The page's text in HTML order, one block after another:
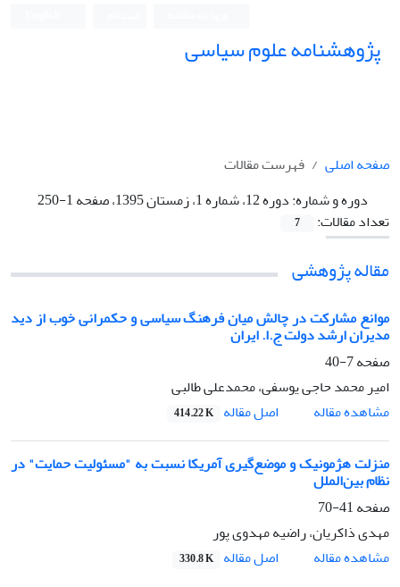
پژوهشنامه علوم سیاسی
صفحه اصلی
فهرست مقالات
دوره و شماره:دوره 12، شماره 1، زمستان 1395، صفحه 1-250
تعداد مقالات:
7
مقاله پژوهشی
موانع مشارکت در چالش میان فرهنگ سیاسی و حکمرانی خوب از دید
مدیران ارشد دولت ج.ا. ایران
صفحه7-40
امیر محمد حاجی یوسفی، محمدعلی طالبی
مشاهده مقاله
اصل مقاله 414.22 K
منزلت هژمونیک و موضع‌گیری آمریکا نسبت به "مسئولیت حمایت" در
نظام بین‌الملل
صفحه41-70
مهدی ذاکریان، راضیه مهدوی پور
مشاهده مقاله
اصل مقاله 330.8 K